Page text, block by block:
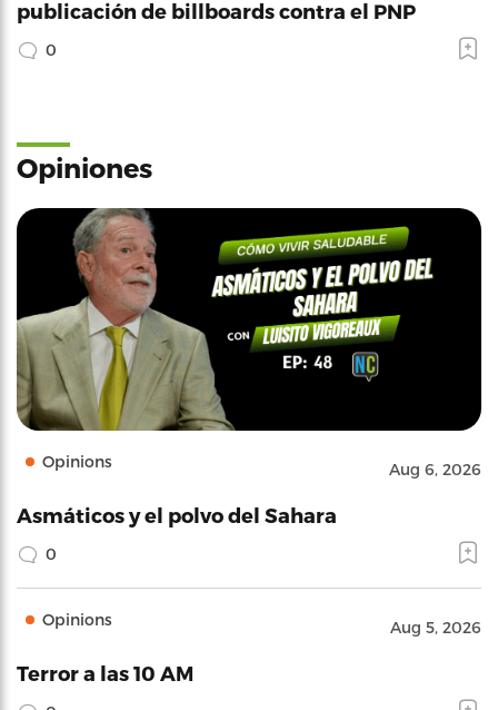
publicación de billboards contra el PNP
0
Opiniones
Opinions Aug 6, 2026
Asmáticos y el polvo del Sahara
0
Opinions Aug 5, 2026
Terror a las 10 AM